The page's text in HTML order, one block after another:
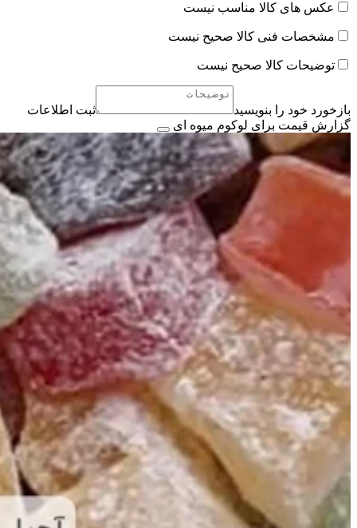
عکس های کالا مناسب نیست
مشخصات فنی کالا صحیح نیست
توضیحات کالا صحیح نیست
بازخورد خود را بنویسید
ثبت اطلاعات
گزارش قیمت برای لوکوم میوه ای